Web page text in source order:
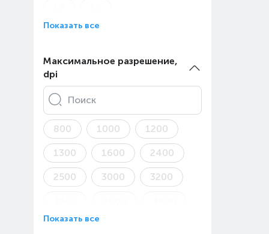
Показать все
Максимальное разрешение,
dpi
Поиск
800 1000 1200
1300 1600 2400
2500 3000 3200
5000
Показать все